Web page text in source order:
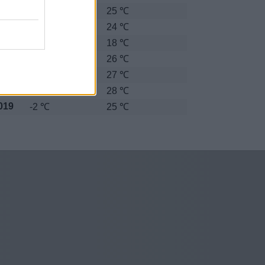
25 ℃
24 ℃
18 ℃
26 ℃
27 ℃
28 ℃
-2 ℃ 25 ℃